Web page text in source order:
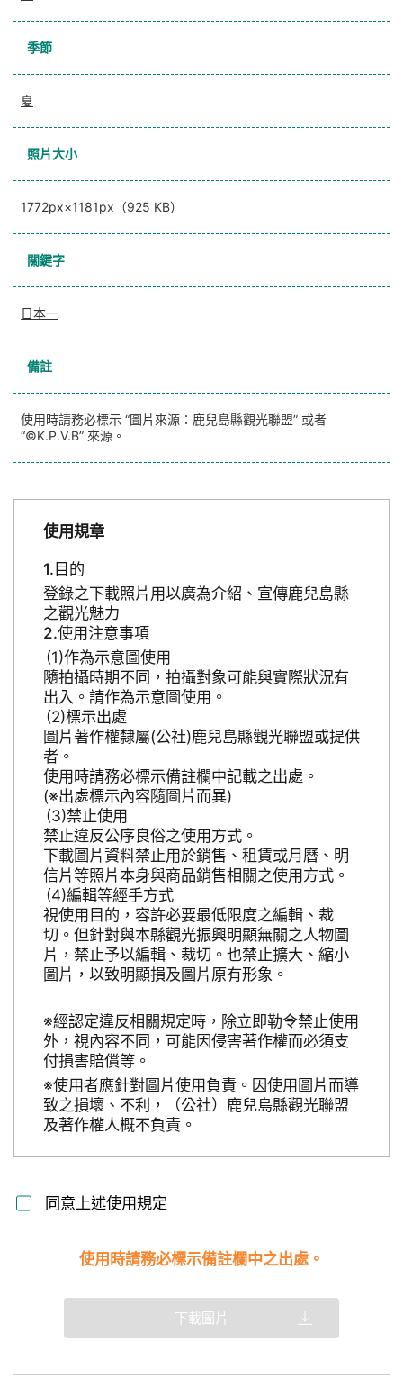
季節
夏
照片大小
1772px×1181px（925 KB）
關鍵字
日本一
備註
使用時請務必標示 “圖片來源：鹿兒島縣觀光聯盟” 或者
“©K.P.V.B” 來源。
使用規章
目的
登錄之下載照片用以廣為介紹、宣傳鹿兒島縣
之觀光魅力
使用注意事項
作為示意圖使用
隨拍攝時期不同，拍攝對象可能與實際狀況有
出入。請作為示意圖使用。
標示出處
圖片著作權隸屬(公社)鹿兒島縣觀光聯盟或提供
者。
使用時請務必標示備註欄中記載之出處。
(※出處標示內容隨圖片而異)
禁止使用
禁止違反公序良俗之使用方式。
下載圖片資料禁止用於銷售、租賃或月曆、明
信片等照片本身與商品銷售相關之使用方式。
編輯等經手方式
視使用目的，容許必要最低限度之編輯、裁
切。但針對與本縣觀光振興明顯無關之人物圖
片，禁止予以編輯、裁切。也禁止擴大、縮小
圖片，以致明顯損及圖片原有形象。
※經認定違反相關規定時，除立即勒令禁止使用
外，視內容不同，可能因侵害著作權而必須支
付損害賠償等。
※使用者應針對圖片使用負責。因使用圖片而導
致之損壞、不利，（公社）鹿兒島縣觀光聯盟
及著作權人概不負責。
同意上述使用規定
使用時請務必標示備註欄中之出處。
下載圖片